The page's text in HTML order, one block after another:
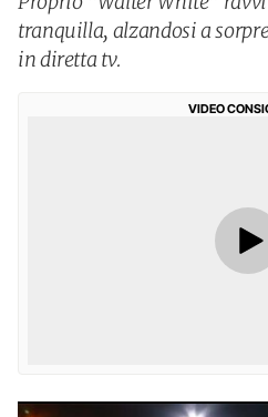
tranquilla, alzandosi a
in diretta tv.
VIDEO